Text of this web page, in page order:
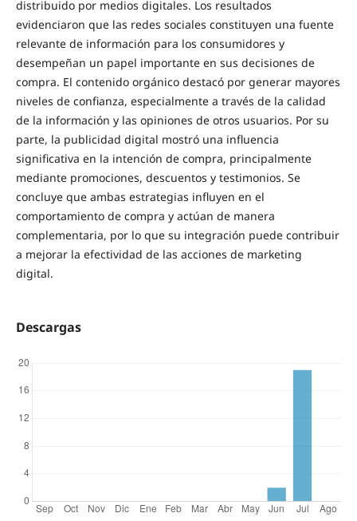
distribuido por medios digitales. Los resultados
evidenciaron que las redes sociales constituyen una fuente
relevante de información para los consumidores y
desempeñan un papel importante en sus decisiones de
compra. El contenido orgánico destacó por generar mayores
niveles de confianza, especialmente a través de la calidad
de la información y las opiniones de otros usuarios. Por su
parte, la publicidad digital mostró una influencia
significativa en la intención de compra, principalmente
mediante promociones, descuentos y testimonios. Se
concluye que ambas estrategias influyen en el
comportamiento de compra y actúan de manera
complementaria, por lo que su integración puede contribuir
a mejorar la efectividad de las acciones de marketing
digital.
Descargas